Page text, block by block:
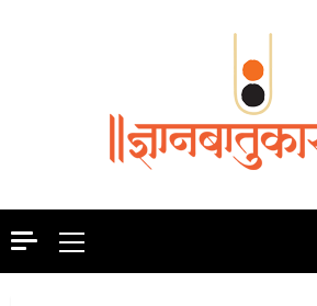
Primary
Menu